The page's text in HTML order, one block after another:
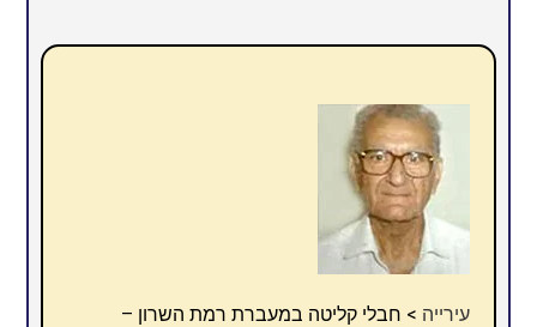
עירייה > חבלי קליטה במעברת רמת השרון –